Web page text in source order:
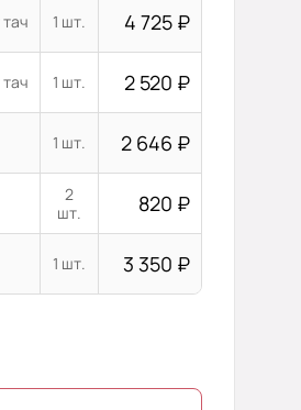
1 шт. 4 725 ₽
1 шт. 2 520 ₽
1 шт. 2 646 ₽
2
шт.
820 ₽
1 шт. 3 350 ₽